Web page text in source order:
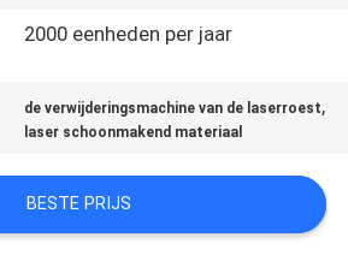
2000 eenheden per jaar
de verwijderingsmachine van de laserroest,
laser schoonmakend materiaal
BESTE PRIJS